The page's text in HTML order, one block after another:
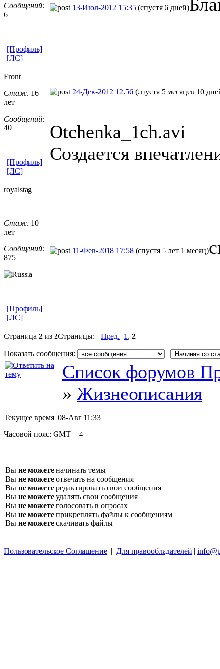
Сообщений:
6
13-Июл-2012 15:35 (спустя 6 дней)
[Профиль]
[ЛС]
Front
Стаж: 16
лет
Сообщений:
40
24-Дек-2012 12:56 (спустя 5 месяцев 10
Otchenka_1ch.avi
Создается
[Профиль]
[ЛС]
royalstag
Стаж: 10
лет
Сообщений:
875
11-Фев-2018 17:58 (спустя 5 лет 1 месяц)
[Профиль]
[ЛС]
Страница 2 из 2Страницы: Пред. 1 , 2
Показать сообщения:
Список форумов
» Жизнеописания
Текущее время: 08-Авг 11:33
Часовой пояс: GMT + 4
Вы не можете начинать темы
Вы не можете отвечать на сообщения
Вы не можете редактировать свои сообщения
Вы не можете удалять свои сообщения
Вы не можете голосовать в опросах
Вы не можете прикреплять файлы к сообщениям
Вы не можете скачивать файлы
Пользовательское Соглашение | Для правообладателей |